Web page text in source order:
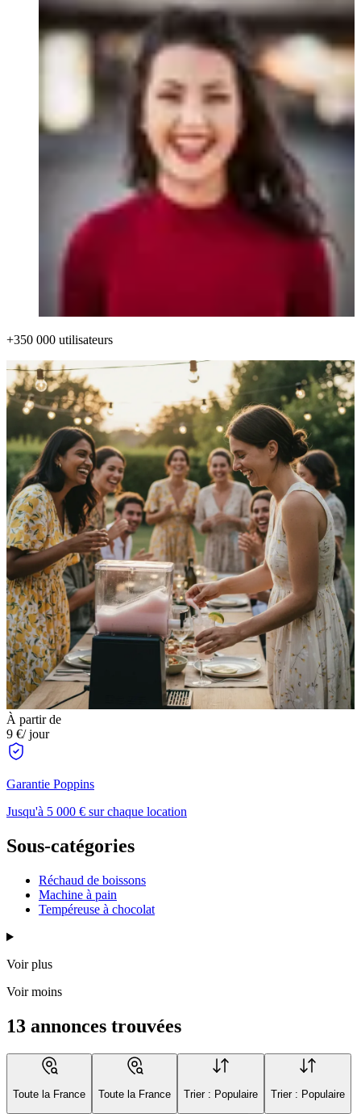
+350 000 utilisateurs
À partir de
9 €/ jour
Garantie Poppins
Jusqu'à 5 000 € sur chaque location
Sous-catégories
Réchaud de boissons
Machine à pain
Tempéreuse à chocolat
Voir plus
Voir moins
13 annonces trouvées
Toute la France Toute la France Trier : Populaire Trier : Populaire